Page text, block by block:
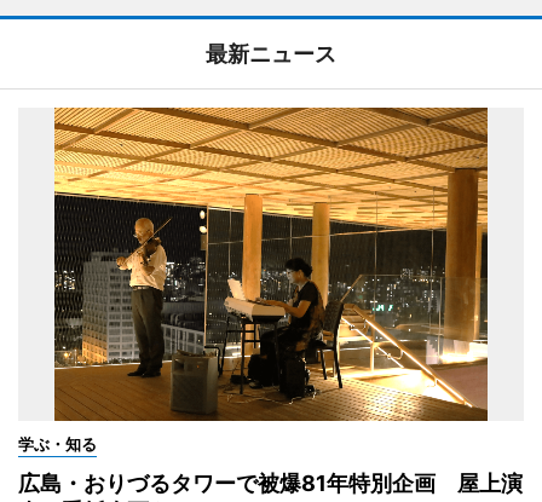
最新ニュース
学ぶ・知る
広島・おりづるタワーで被爆81年特別企画 屋上演